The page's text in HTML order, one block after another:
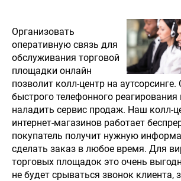
Организовать
оперативную связь для
обслуживания торговой
площадки онлайн
позволит колл-центр на
быстрого телефонного
наладить сервис продаж. Наш колл-
интернет-магазинов работает
покупатель получит нужную
сделать заказ в любое время. Для
торговых площадок это очень
не будет срываться звонок клиента,